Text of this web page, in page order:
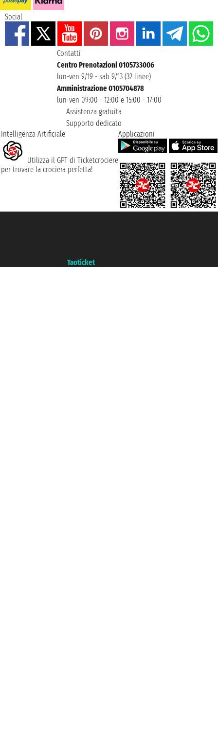
Social
Contatti
Centro Prenotazioni 0105733006
lun-ven 9/19 - sab 9/13 (32 linee)
Amministrazione 0105704878
lun-ven 09:00 - 12:00 e 15:00 - 17:00
Assistenza gratuita
Supporto dedicato
Intelligenza Artificiale
Utilizza il GPT di Ticketcrociere
per trovare la crociera perfetta!
Applicazioni
Taoticket